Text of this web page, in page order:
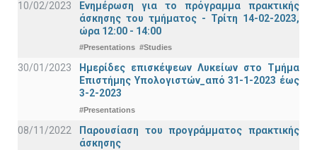
10/02/2023
Ενημέρωση για το πρόγραμμα πρακτικής
άσκησης του τμήματος - Τρίτη 14-02-2023,
ώρα 12:00 - 14:00
#Presentations #Studies
30/01/2023
Ημερίδες επισκέψεων Λυκείων στο Τμήμα
Επιστήμης Υπολογιστών_από 31-1-2023 έως
3-2-2023
#Presentations
08/11/2022
Παρουσίαση του προγράμματος πρακτικής
άσκησης